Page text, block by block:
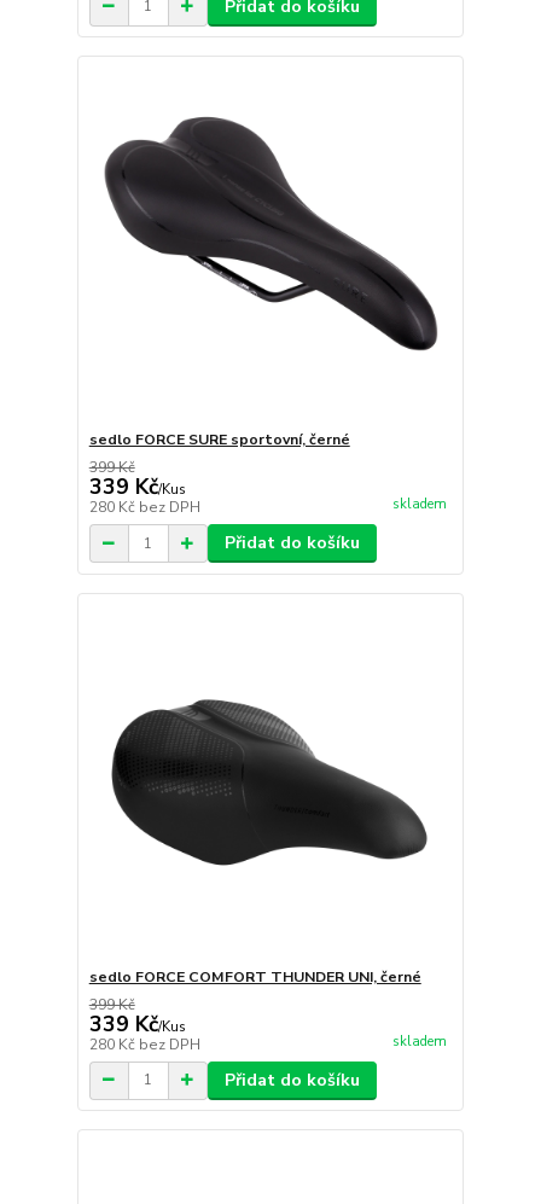
Přidat do košíku
sedlo FORCE SURE sportovní, černé
399 Kč
339 Kč/Kus
280 Kč bez DPH skladem
Přidat do košíku
sedlo FORCE COMFORT THUNDER UNI, černé
399 Kč
339 Kč/Kus
280 Kč bez DPH skladem
Přidat do košíku